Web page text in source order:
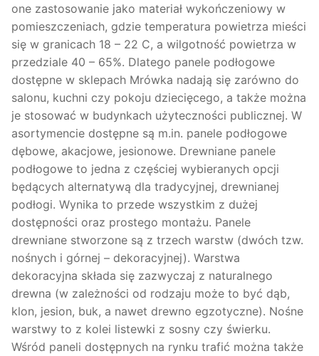
one zastosowanie jako materiał wykończeniowy w
pomieszczeniach, gdzie temperatura powietrza mieści
się w granicach 18 – 22 C, a wilgotność powietrza w
przedziale 40 – 65%. Dlatego panele podłogowe
dostępne w sklepach Mrówka nadają się zarówno do
salonu, kuchni czy pokoju dziecięcego, a także można
je stosować w budynkach użyteczności publicznej. W
asortymencie dostępne są m.in. panele podłogowe
dębowe, akacjowe, jesionowe. Drewniane panele
podłogowe to jedna z częściej wybieranych opcji
będących alternatywą dla tradycyjnej, drewnianej
podłogi. Wynika to przede wszystkim z dużej
dostępności oraz prostego montażu. Panele
drewniane stworzone są z trzech warstw (dwóch tzw.
nośnych i górnej – dekoracyjnej). Warstwa
dekoracyjna składa się zazwyczaj z naturalnego
drewna (w zależności od rodzaju może to być dąb,
klon, jesion, buk, a nawet drewno egzotyczne). Nośne
warstwy to z kolei listewki z sosny czy świerku.
Wśród paneli dostępnych na rynku trafić można także